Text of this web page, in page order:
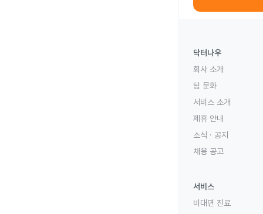
닥터나우
회사 소개
팀 문화
서비스 소개
제휴 안내
소식 · 공지
채용 공고
서비스
비대면 진료